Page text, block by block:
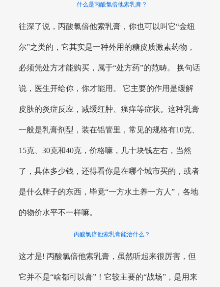
什么是丙酸氯倍他索乳膏？
往深了说，丙酸氯倍他索乳膏，你也可以叫它“金纽
尔”之类的，它其实是一种外用的糖皮质激素药物，
必须凭处方才能购买，属于“处方药”的范畴。 换句话
说，医生开给你，你才能用。 它主要的作用是缓解
皮肤的炎症反应，减缓红肿、瘙痒等症状。这种乳膏
一般是乳膏剂型，装在铝管里，常见的规格有10克、
15克、30克和40克，价格嘛，几十块钱左右，当然
了，具体多少钱，还得看你是在哪个城市买的，或者
是什么牌子的东西，毕竟“一方水土养一方人”，各地
的物价水平不一样嘛。
丙酸氯倍他索乳膏能治什么？
这才是! 丙酸氯倍他索乳膏，虽然听起来很厉害，但
它并不是“啥都可以膏”！它较主要的“战场”，是用来